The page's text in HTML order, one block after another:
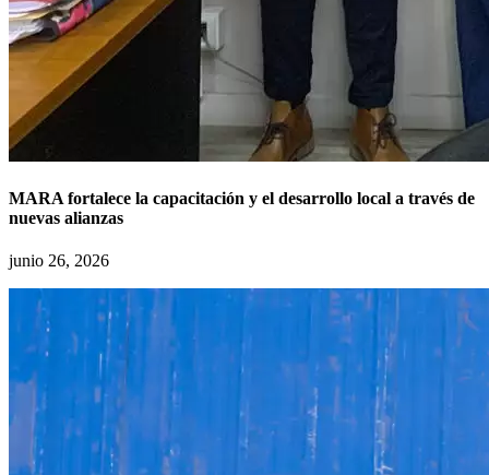
MARA fortalece la capacitación y el desarrollo local a través de
nuevas alianzas
junio 26, 2026